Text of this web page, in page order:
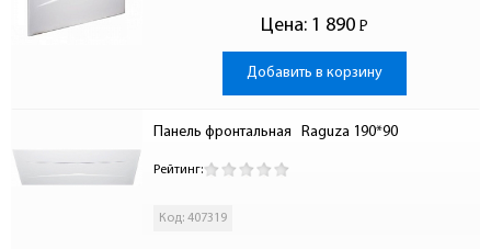
Цена: 1 890 Р
-
Добавить в корзину
Панель фронтальная   Raguza 190*90
Рейтинг:
Код: 407319